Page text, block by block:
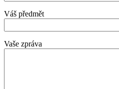
Váš předmět
Vaše zpráva